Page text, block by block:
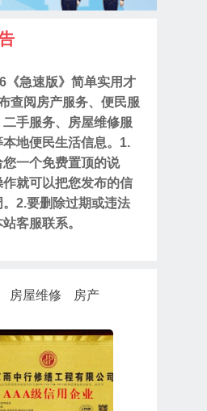
《急速版》简单实用才
查阅房产服务、便民服
手服务、房屋维修服
地便民生活信息。1.
一个免费置顶的说
就可以把您发布的信
2.要删除过期或违法
客服联系。
房屋维修 房产